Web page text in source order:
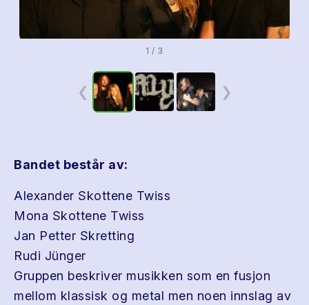
1 / 3
❮ ❯
Bandet består av:
Alexander Skottene Twiss
Mona Skottene Twiss
Jan Petter Skretting
Rudi Jünger
Gruppen beskriver musikken som en fusjon
mellom klassisk og metal men noen innslag av